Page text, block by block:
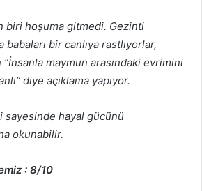
biri hoşuma gitmedi. Gezinti
babaları bir canlıya rastlıyorlar,
“İnsanla maymun arasındaki evrimini
diye açıklama yapıyor.
sayesinde hayal gücünü
okunabilir.
: 8/10